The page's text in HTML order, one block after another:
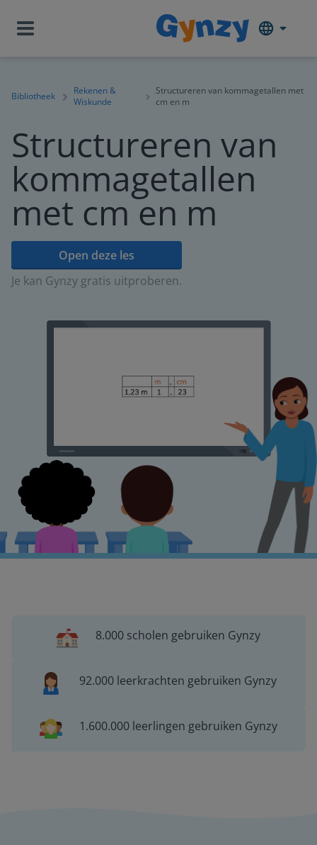
Bibliotheek
Rekenen &
Wiskunde
Structureren van kommagetallen met
cm en m
Structureren van
kommagetallen
met cm en m
Open deze les
Je kan Gynzy gratis uitproberen.
8.000 scholen gebruiken Gynzy
92.000 leerkrachten gebruiken Gynzy
1.600.000 leerlingen gebruiken Gynzy